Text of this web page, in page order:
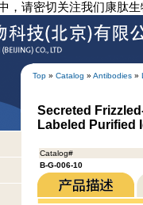
，请密切关注我们康肽
Top » Catalog » Antibodies »
Secreted
Labeled Purified
Catalog#
B-G-006-10